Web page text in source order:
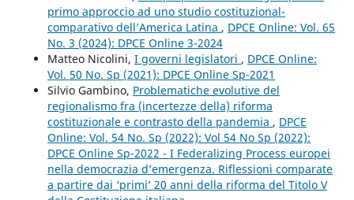
primo approccio ad uno studio costituzional-
comparativo dell’America Latina , DPCE Online: Vol. 65
No. 3 (2024): DPCE Online 3-2024
Matteo Nicolini, I governi legislatori , DPCE Online:
Vol. 50 No. Sp (2021): DPCE Online Sp-2021
Silvio Gambino, Problematiche evolutive del
regionalismo fra (incertezze della) riforma
costituzionale e contrasto della pandemia , DPCE
Online: Vol. 54 No. Sp (2022): Vol 54 No Sp (2022):
DPCE Online Sp-2022 - I Federalizing Process europei
nella democrazia d’emergenza. Riflessioni comparate
a partire dai ‘primi’ 20 anni della riforma del Titolo V